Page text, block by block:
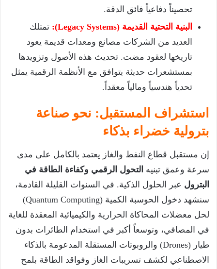
تحصيناً دفاعياً فائق الدقة.
البنية التحتية القديمة (Legacy Systems):
تمتلك
العديد من الشركات مصانع ومعدات قديمة يعود
تاريخها لعقود مضت. تحديث هذه الأصول وتزويدها
بمستشعرات حديثة يتوافق مع الأنظمة الرقمية يمثل
تحدياً هندسياً ومالياً معقداً.
استشراف المستقبل: نحو صناعة
بترولية خضراء بذكاء
إن مستقبل قطاع النفط والغاز يعتمد بالكامل على مدى
سرعة وعمق تبنيه التحول الرقمي وكفاءة الطاقة في
البترول عبر الحلول الذكية. في السنوات القليلة القادمة،
سنشهد دخول الحوسبة الكمية (Quantum Computing)
لحل معضلات المحاكاة الحرارية والكيميائية المعقدة للغاية
في المصافي، وتوسعاً أكبر في استخدام الطائرات بدون
طيار (Drones) والروبوتات المستقلة المدعومة بالذكاء
الاصطناعي لكشف تسريبات الغاز وفواقد الطاقة بلمح